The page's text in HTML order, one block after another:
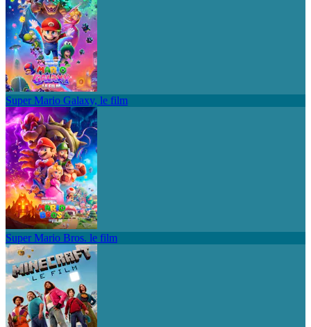
Super Mario Galaxy, le film
Super Mario Bros. le film